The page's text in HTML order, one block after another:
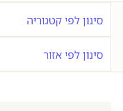
סינון לפי קטגוריה
סינון לפי אזור